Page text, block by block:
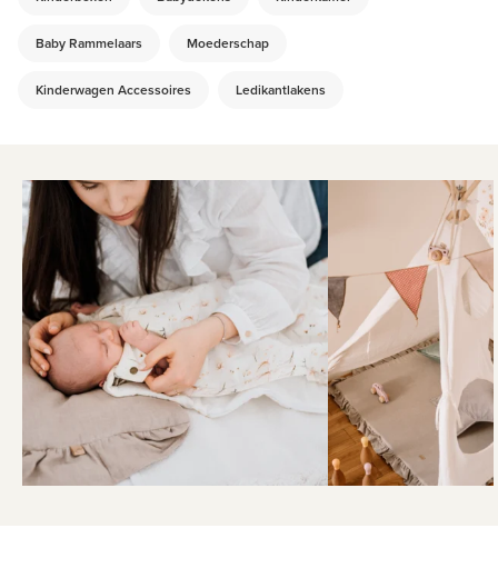
Baby Rammelaars Moederschap
Kinderwagen Accessoires Ledikantlakens